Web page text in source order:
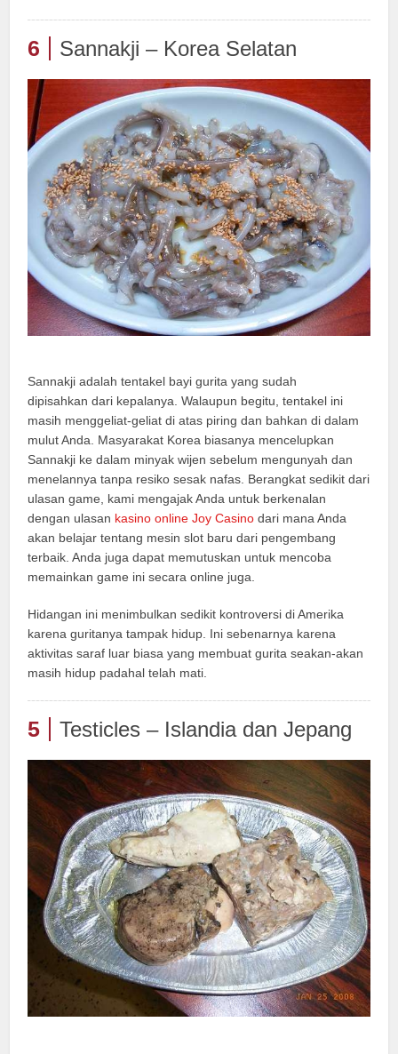
6 Sannakji – Korea Selatan
Sannakji adalah tentakel bayi gurita yang sudah
dipisahkan dari kepalanya. Walaupun begitu, tentakel ini
masih menggeliat-geliat di atas piring dan bahkan di dalam
mulut Anda. Masyarakat Korea biasanya mencelupkan
Sannakji ke dalam minyak wijen sebelum mengunyah dan
menelannya tanpa resiko sesak nafas. Berangkat sedikit dari
ulasan game, kami mengajak Anda untuk berkenalan
dengan ulasan kasino online Joy Сasino dari mana Anda
akan belajar tentang mesin slot baru dari pengembang
terbaik. Anda juga dapat memutuskan untuk mencoba
memainkan game ini secara online juga.
Hidangan ini menimbulkan sedikit kontroversi di Amerika
karena guritanya tampak hidup. Ini sebenarnya karena
aktivitas saraf luar biasa yang membuat gurita seakan-akan
masih hidup padahal telah mati.
5 Testicles – Islandia dan Jepang